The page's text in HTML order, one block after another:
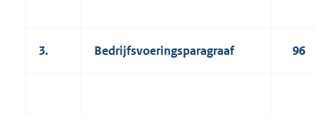
3. Bedrijfsvoeringsparagraaf 96